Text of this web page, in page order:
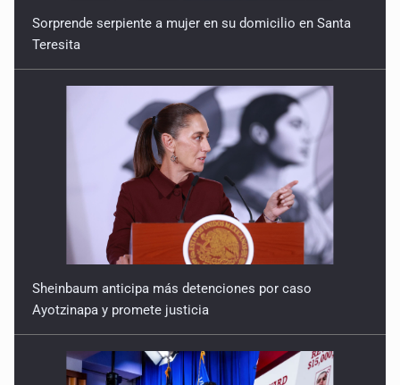
Teresita
Ayotzinapa y promete justicia